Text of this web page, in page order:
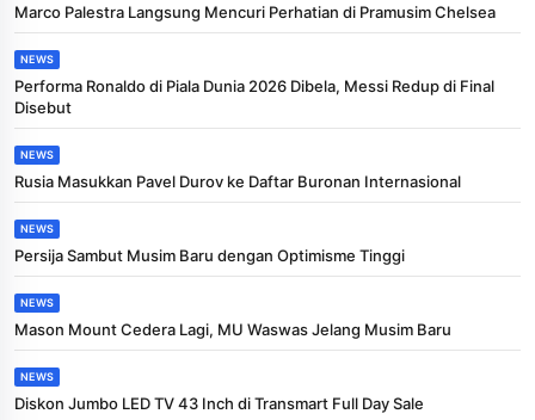
Marco Palestra Langsung Mencuri Perhatian di Pramusim Chelsea
NEWS
Performa Ronaldo di Piala Dunia 2026 Dibela, Messi Redup di Final
Disebut
NEWS
Rusia Masukkan Pavel Durov ke Daftar Buronan Internasional
NEWS
Persija Sambut Musim Baru dengan Optimisme Tinggi
NEWS
Mason Mount Cedera Lagi, MU Waswas Jelang Musim Baru
NEWS
Diskon Jumbo LED TV 43 Inch di Transmart Full Day Sale